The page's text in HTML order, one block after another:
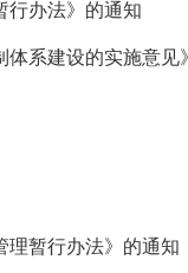
行办法》的通知
理暂行办法》的通知